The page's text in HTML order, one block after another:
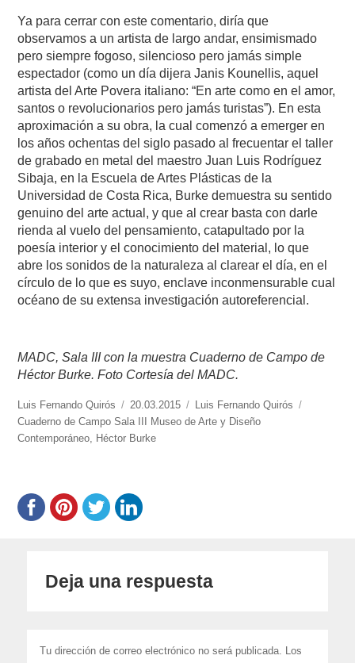
Ya para cerrar con este comentario, diría que
observamos a un artista de largo andar, ensimismado
pero siempre fogoso, silencioso pero jamás simple
espectador (como un día dijera Janis Kounellis, aquel
artista del Arte Povera italiano: “En arte como en el amor,
santos o revolucionarios pero jamás turistas”). En esta
aproximación a su obra, la cual comenzó a emerger en
los años ochentas del siglo pasado al frecuentar el taller
de grabado en metal del maestro Juan Luis Rodríguez
Sibaja, en la Escuela de Artes Plásticas de la
Universidad de Costa Rica, Burke demuestra su sentido
genuino del arte actual, y que al crear basta con darle
rienda al vuelo del pensamiento, catapultado por la
poesía interior y el conocimiento del material, lo que
abre los sonidos de la naturaleza al clarear el día, en el
círculo de lo que es suyo, enclave inconmensurable cual
océano de su extensa investigación autoreferencial.
MADC, Sala III con la muestra Cuaderno de Campo de
Héctor Burke. Foto Cortesía del MADC.
https://www.experimenta.es/author/luis-
fernando-
quiros/
Luis Fernando Quirós
Publicado
el
20.03.2015 Categorías
Luis Fernando Quirós
Cuaderno de Campo Sala III Museo de Arte y Diseño
Contemporáneo, Héctor Burke
Deja una respuesta
Tu dirección de correo electrónico no será publicada. Los